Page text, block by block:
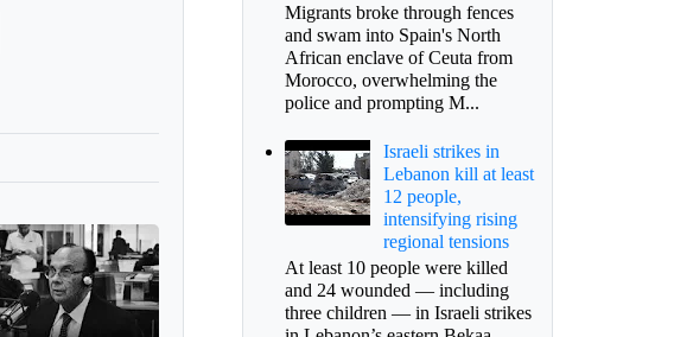
Migrants broke through fences
and swam into Spain's North
African enclave of Ceuta from
Morocco, overwhelming the
police and prompting M...
Israeli strikes in
Lebanon kill at least
12 people,
intensifying rising
regional tensions
At least 10 people were killed
and 24 wounded — including
three children — in Israeli strikes